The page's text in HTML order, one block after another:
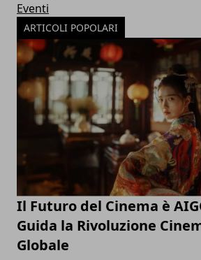
Eventi
ARTICOLI POPOLARI
Il Futuro del Cinema è
Guida la Rivoluzione
Globale